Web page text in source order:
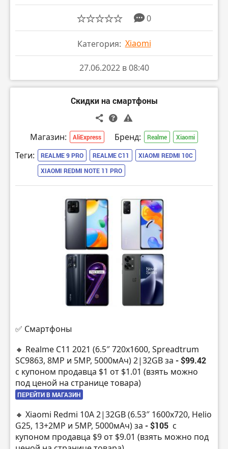
0
Категория: Xiaomi
27.06.2022 в 08:40
Скидки на смартфоны
Магазин: AliExpress Бренд: Realme Xiaomi
Теги: REALME 9 PRO REALME C11
XIAOMI REDMI 10C
XIAOMI REDMI NOTE 11 PRO
✅ Смартфоны
🔸 Realme C11 2021 (6.5″ 720х1600, Spreadtrum
SC9863, 8MP и 5MP, 5000мАч) 2|32GB за - $99.42
с купоном продавца $1 от $1.01 (взять можно
под ценой на странице товара)
ПЕРЕЙТИ В МАГАЗИН
🔸 Xiaomi Redmi 10A 2|32GB (6.53″ 1600х720, Helio
G25, 13+2MP и 5MP, 5000мАч) за - $105 с
купоном продавца $9 от $9.01 (взять можно под